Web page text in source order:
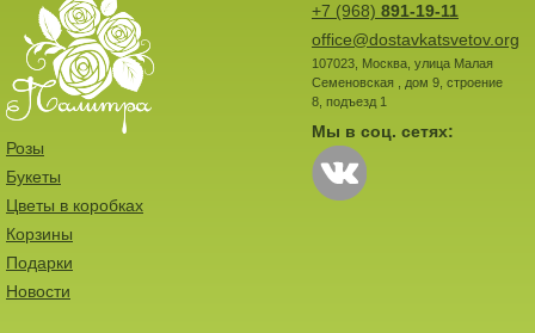
+7 (968) 891-19-11
office@dostavkatsvetov.org
107023, Москва, улица Малая
Семеновская , дом 9, строение
8, подъезд 1
Мы в соц. сетях:
Розы
Букеты
Цветы в коробках
Корзины
Подарки
Новости